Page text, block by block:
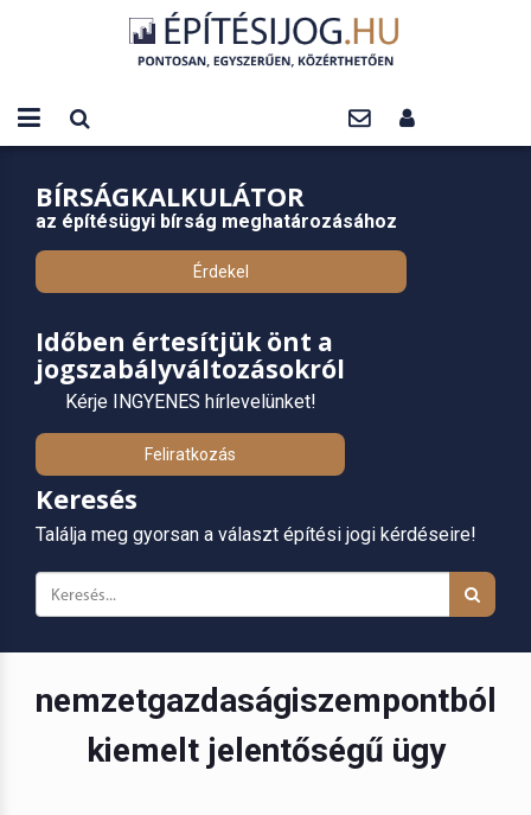
BÍRSÁGKALKULÁTOR
az építésügyi bírság meghatározásához
Érdekel
Időben értesítjük önt a
jogszabályváltozásokról
Kérje INGYENES hírlevelünket!
Feliratkozás
Keresés
Találja meg gyorsan a választ építési jogi kérdéseire!
nemzetgazdaságiszempontból
kiemelt jelentőségű ügy